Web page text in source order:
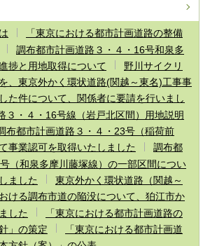
「東京における都市計画道路の整備
調布都市計画道路３・４・16号和泉多
捗と用地取得について
野川サイクリ
、東京外かく環状道路(関越～東名)工事事
た件について、関係者に要請を行いまし
３・４・16号線（岩戸北区間）用地説明
布都市計画道路３・４・23号（稲荷前
事業認可を取得いたしました
調布都
（和泉多摩川藤塚線）の一部区間につい
ました
東京外かく環状道路（関越～
ける調布市道の陥没について、狛江市か
した
「東京における都市計画道路の
」の策定
「東京における都市計画道